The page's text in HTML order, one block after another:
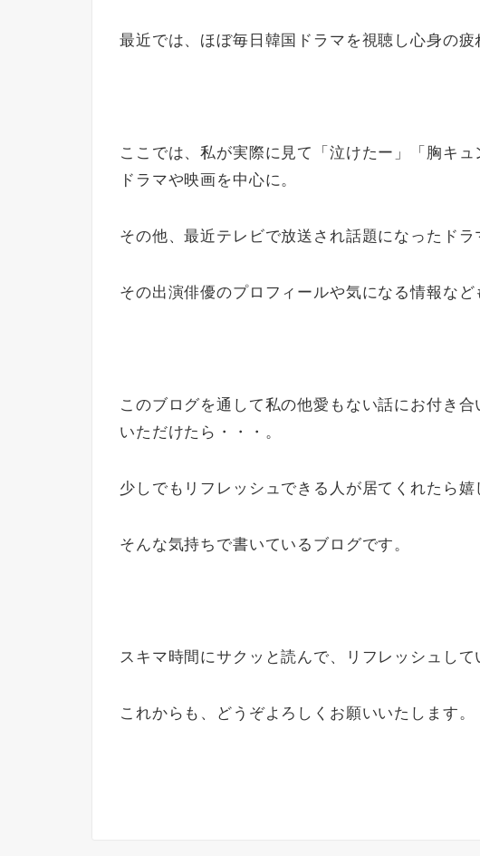
最近では、ほぼ毎日韓国ドラマを視聴し心身の
ここでは、私が実際に見て「泣けたー」「胸キ
ドラマや映画を中心に。
その他、最近テレビで放送され話題になったドラ
その出演俳優のプロフィールや気になる情報など
このブログを通して私の他愛もない話にお付き
いただけたら・・・。
少しでもリフレッシュできる人が居てくれたら嬉
そんな気持ちで書いているブログです。
スキマ時間にサクッと読んで、リフレッシュして
これからも、どうぞよろしくお願いいたします。